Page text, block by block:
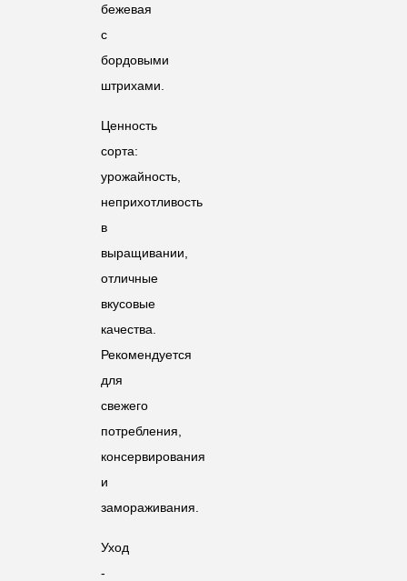
бежевая
с
бордовыми
штрихами.
Ценность
сорта:
урожайность,
неприхотливость
в
выращивании,
отличные
вкусовые
качества.
Рекомендуется
для
свежего
потребления,
консервирования
и
замораживания.
Уход
-